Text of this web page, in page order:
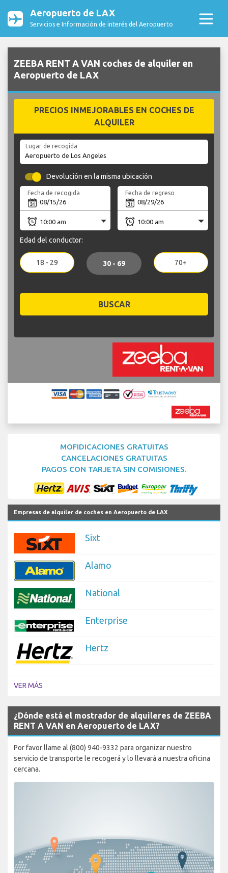
Aeropuerto de LAX
Servicios e Información de interés del Aeropuerto
ZEEBA RENT A VAN coches de alquiler en
Aeropuerto de LAX
PRECIOS INMEJORABLES EN COCHES DE
ALQUILER
Lugar de recogida
Devolución en la misma ubicación
Fecha de recogida Fecha de regreso
Edad del conductor:
18 - 29 30 - 69 70+
BUSCAR
MOFIDICACIONES GRATUITAS
CANCELACIONES GRATUITAS
PAGOS CON TARJETA SIN COMISIONES.
Empresas de alquiler de coches en Aeropuerto de LAX
Sixt
Alamo
National
Enterprise
Hertz
VER MÁS
¿Dónde está el mostrador de alquileres de ZEEBA
RENT A VAN en Aeropuerto de LAX?
Por favor llame al (800) 940-9332 para organizar nuestro
servicio de transporte le recogerá y lo llevará a nuestra oficina
cercana.